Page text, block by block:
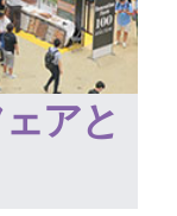
アと